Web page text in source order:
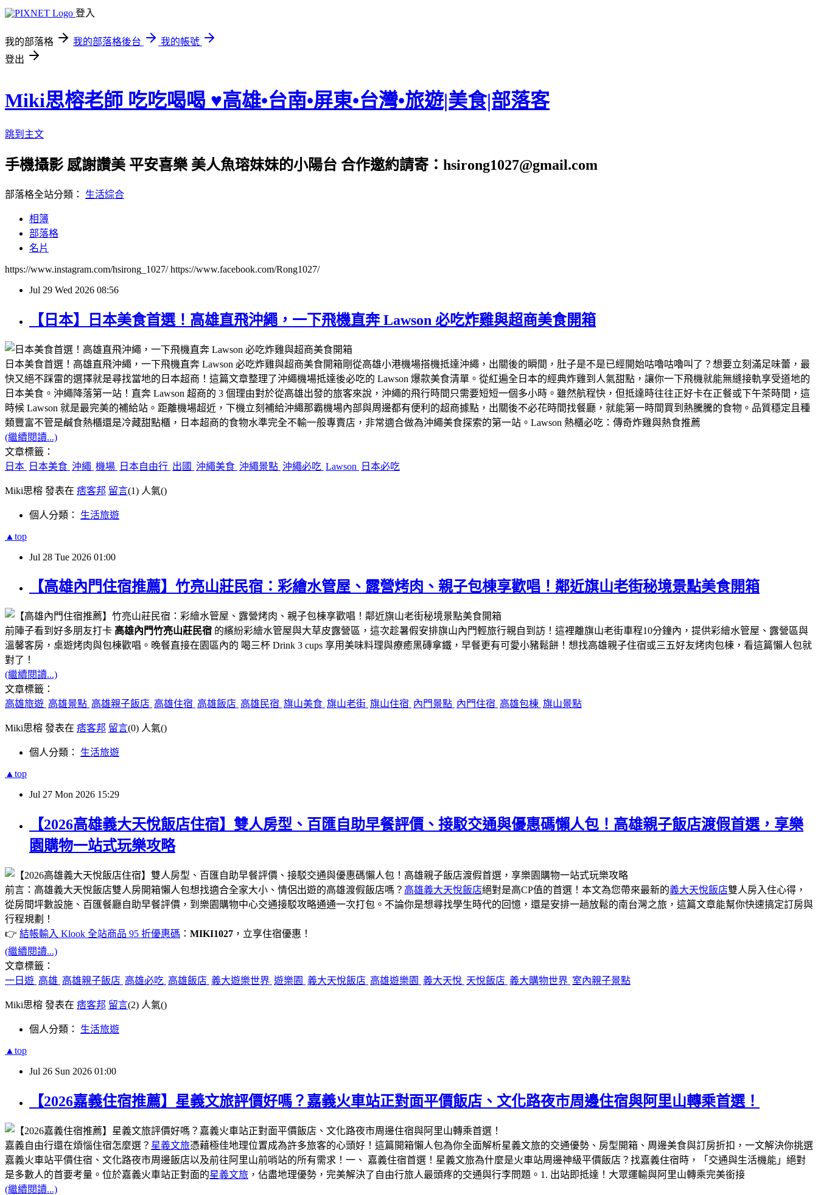
登入
我的部落格 我的部落格後台
我的帳號
登出
Miki思榕老師 吃吃喝喝 ♥️高雄•台南•屏東•台灣•旅遊|美食|部落客
跳到主文
手機攝影 感謝讚美 平安喜樂 美人魚瑢妹妹的小陽台 合作邀約請寄：hsirong1027@gmail.com
部落格全站分類： 生活綜合
相簿
部落格
名片
https://www.instagram.com/hsirong_1027/ https://www.facebook.com/Rong1027/
Jul 29 Wed 2026 08:56
【日本】日本美食首選！高雄直飛沖繩，一下飛機直奔 Lawson 必吃炸雞與超商美食開箱
日本美食首選！高雄直飛沖繩，一下飛機直奔 Lawson 必吃炸雞與超商美食開箱​剛從高雄小港機場搭機抵達沖繩，出關後的瞬間，肚子是不是已經開始咕嚕咕嚕叫了？想要立刻滿足味蕾，最
快又絕不踩雷的選擇就是尋找當地的日本超商！​這篇文章整理了沖繩機場抵達後必吃的 Lawson 爆款美食清單。從紅遍全日本的經典炸雞到人氣甜點，讓你一下飛機就能無縫接軌享受道地的
日本美食。​沖繩降落第一站！直奔 Lawson 超商的 3 個理由​對於從高雄出發的旅客來說，沖繩的飛行時間只需要短短一個多小時。雖然航程快，但抵達時往往正好卡在正餐或下午茶時間，這
時候 Lawson 就是最完美的補給站。​距離機場超近，下機立刻補給​沖繩那霸機場內部與周邊都有便利的超商據點，出關後不必花時間找餐廳，就能第一時間買到熱騰騰的食物。​品質穩定且種
類豐富​不管是鹹食熱櫃還是冷藏甜點櫃，日本超商的食物水準完全不輸一般專賣店，非常適合做為沖繩美食探索的第一站。​Lawson 熱櫃必吃：傳奇炸雞與熱食推薦
(繼續閱讀...)
文章標籤：
日本
日本美食 沖繩 機場 日本自由行 出國 沖繩美食 沖繩景點 沖繩必吃 Lawson 日本必吃
Miki思榕 發表在 痞客邦 留言(1) 人氣()
個人分類： 生活旅遊
▲top
Jul 28 Tue 2026 01:00
【高雄內門住宿推薦】竹亮山莊民宿：彩繪水管屋、露營烤肉、親子包棟享歡唱！鄰近旗山老街秘境景點美食開箱
前陣子看到好多朋友打卡 高雄內門竹亮山莊民宿 的繽紛彩繪水管屋與大草皮露營區，這次趁暑假安排旗山內門輕旅行親自到訪！這裡離旗山老街車程10分鐘內，提供彩繪水管屋、露營區與
溫馨客房，桌遊烤肉與包棟歡唱。晚餐直接在園區內的 喝三杯 Drink 3 cups 享用美味料理與療癒黑磚拿鐵，早餐更有可愛小豬鬆餅！想找高雄親子住宿或三五好友烤肉包棟，看這篇懶人包就
對了！
(繼續閱讀...)
文章標籤：
高雄旅遊 高雄景點 高雄親子飯店 高雄住宿 高雄飯店 高雄民宿 旗山美食 旗山老街 旗山住宿 內門景點 內門住宿 高雄包棟 旗山景點
Miki思榕 發表在 痞客邦 留言(0) 人氣()
個人分類： 生活旅遊
▲top
Jul 27 Mon 2026 15:29
【2026高雄義大天悅飯店住宿】雙人房型、百匯自助早餐評價、接駁交通與優惠碼懶人包！高雄親子飯店渡假首選，享樂
園購物一站式玩樂攻略
前言：高雄義大天悅飯店雙人房開箱懶人包想找適合全家大小、情侶出遊的高雄渡假飯店嗎？ 高雄義大天悅飯店絕對是高CP值的首選！本文為您帶來最新的義大天悅飯店雙人房入住心得，
從房間坪數設施、百匯餐廳自助早餐評價，到樂園購物中心交通接駁攻略通通一次打包。不論你是想尋找學生時代的回憶，還是安排一趟放鬆的南台灣之旅，這篇文章能幫你快速搞定訂房與
行程規劃！
👉 結帳輸入 Klook 全站商品 95 折優惠碼 ： MIKI1027 ，立享住宿優惠！
(繼續閱讀...)
文章標籤：
一日遊 高雄 高雄親子飯店 高雄必吃 高雄飯店 義大遊樂世界 遊樂園 義大天悅飯店 高雄遊樂園 義大天悅 天悅飯店 義大購物世界 室內親子景點
Miki思榕 發表在 痞客邦 留言(2) 人氣()
個人分類： 生活旅遊
▲top
Jul 26 Sun 2026 01:00
【2026嘉義住宿推薦】星義文旅評價好嗎？嘉義火車站正對面平價飯店、文化路夜市周邊住宿與阿里山轉乘首選！
嘉義自由行還在煩惱住宿怎麼選？ 星義文旅憑藉極佳地理位置成為許多旅客的心頭好！這篇開箱懶人包為你全面解析星義文旅的交通優勢、房型開箱、周邊美食與訂房折扣，一文解決你挑選
嘉義火車站平價住宿、文化路夜市周邊飯店以及前往阿里山前哨站的所有需求！一、 嘉義住宿首選！星義文旅為什麼是火車站周邊神級平價飯店？找嘉義住宿時，「交通與生活機能」絕對
是多數人的首要考量。位於嘉義火車站正對面的星義文旅 ，佔盡地理優勢，完美解決了自由行旅人最頭疼的交通與行李問題。1. 出站即抵達！大眾運輸與阿里山轉乘完美銜接
(繼續閱讀...)